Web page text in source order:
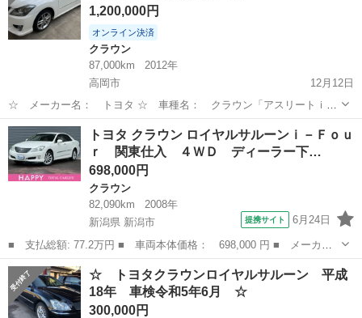
1,200,000円
オンライン決済
クラウン
87,000km
2012年
高岡市
12月12日
☆ メーカー名： トヨタ ☆ 車種名： クラウン「アスリートｉ－
Ｆｏｕｒ スペシャルナビパッケージ」 ☆ 排気量： 2,499cc ☆
年式（年）： 平成19年 2007 ☆ シフト：FAT ☆ 走行距離：
87,...
富山 高岡市 クラウン トヨタクラウン
トヨタ クラウン ロイヤルサルーンｉ－Ｆｏｕ
ｒ 関東仕入 ４ＷＤ ディーラー下…
698,000円
クラウン
82,090km
2008年
新潟県 新潟市
提携サイト 6月24日
■ 支払総額: 77.2万円 ■ 車両本体価格： 698,000 円 ■ メーカー
名： トヨタ ■ 車種名： クラウン ■ グレード名： ロイヤルサ
ルーンｉ－Ｆｏｕｒ 関東仕入 ４ＷＤ ディーラー下取り車 スマ
ートキー ナ...
新潟 新潟市 クラウン
☆ トヨタクラウンロイヤルサルーン 平成
18年 車検令和5年6月 ☆
300,000円